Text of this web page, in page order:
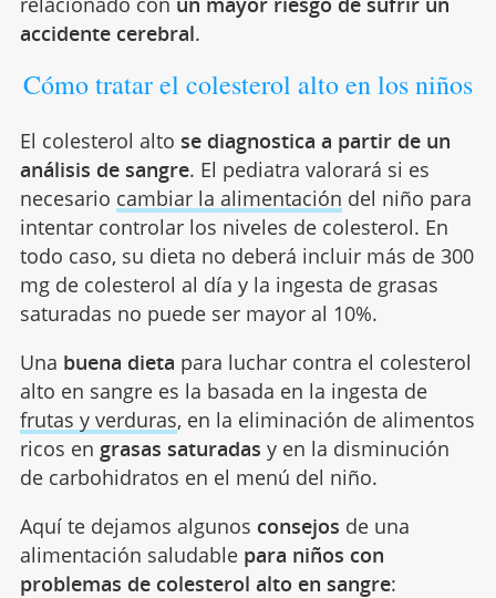
accidente cerebral.
Cómo tratar el colesterol alto en los niños
El colesterol alto se diagnostica a partir de un
análisis de sangre. El pediatra valorará si es
necesario cambiar la alimentación del niño para
intentar controlar los niveles de colesterol. En
todo caso, su dieta no deberá incluir más de 300
mg de colesterol al día y la ingesta de grasas
saturadas no puede ser mayor al 10%.
Una buena dieta para luchar contra el colesterol
alto en sangre es la basada en la ingesta de
frutas y verduras, en la eliminación de alimentos
ricos en grasas saturadas y en la disminución
de carbohidratos en el menú del niño.
Aquí te dejamos algunos consejos de una
alimentación saludable para niños con
problemas de colesterol alto en sangre: